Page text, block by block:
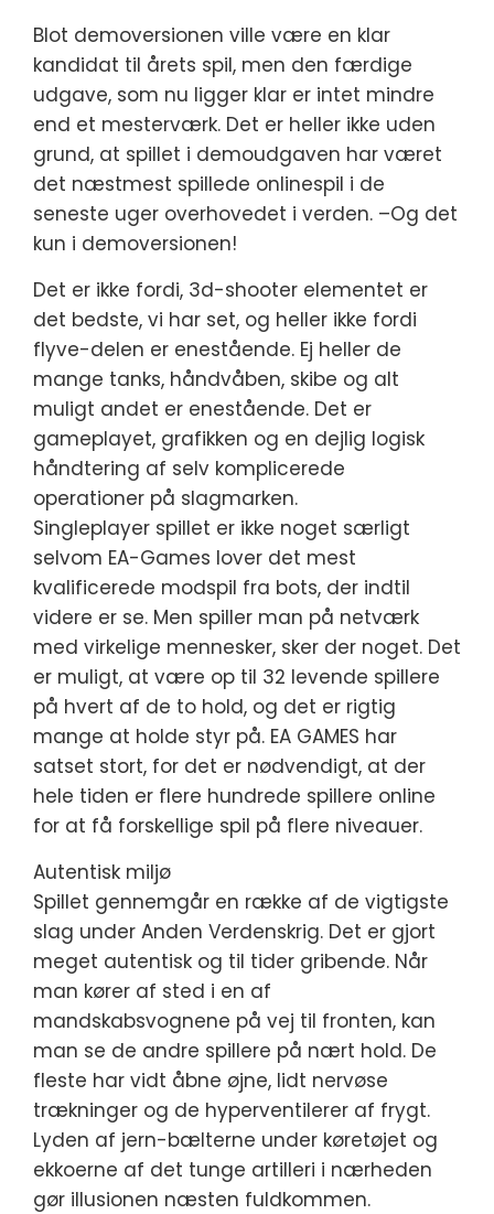
Blot demoversionen ville være en klar
kandidat til årets spil, men den færdige
udgave, som nu ligger klar er intet mindre
end et mesterværk. Det er heller ikke uden
grund, at spillet i demoudgaven har været
det næstmest spillede onlinespil i de
seneste uger overhovedet i verden. –Og det
kun i demoversionen!
Det er ikke fordi, 3d-shooter elementet er
det bedste, vi har set, og heller ikke fordi
flyve-delen er enestående. Ej heller de
mange tanks, håndvåben, skibe og alt
muligt andet er enestående. Det er
gameplayet, grafikken og en dejlig logisk
håndtering af selv komplicerede
operationer på slagmarken.
Singleplayer spillet er ikke noget særligt
selvom EA-Games lover det mest
kvalificerede modspil fra bots, der indtil
videre er se. Men spiller man på netværk
med virkelige mennesker, sker der noget. Det
er muligt, at være op til 32 levende spillere
på hvert af de to hold, og det er rigtig
mange at holde styr på. EA GAMES har
satset stort, for det er nødvendigt, at der
hele tiden er flere hundrede spillere online
for at få forskellige spil på flere niveauer.
Autentisk miljø
Spillet gennemgår en række af de vigtigste
slag under Anden Verdenskrig. Det er gjort
meget autentisk og til tider gribende. Når
man kører af sted i en af
mandskabsvognene på vej til fronten, kan
man se de andre spillere på nært hold. De
fleste har vidt åbne øjne, lidt nervøse
trækninger og de hyperventilerer af frygt.
Lyden af jern-bælterne under køretøjet og
ekkoerne af det tunge artilleri i nærheden
gør illusionen næsten fuldkommen.